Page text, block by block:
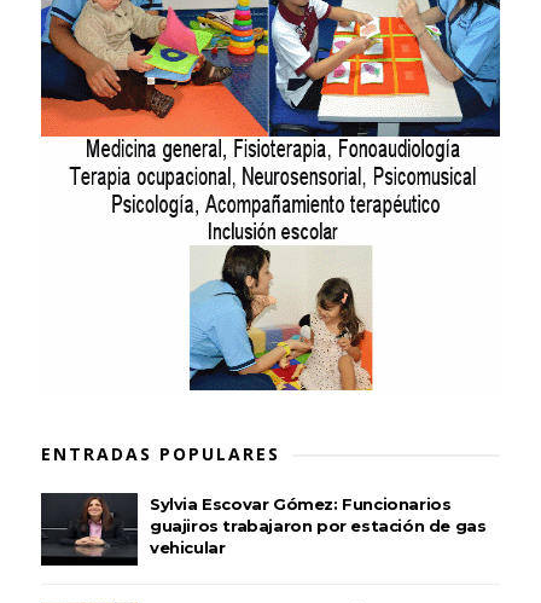
ENTRADAS POPULARES
Sylvia Escovar Gómez: Funcionarios
guajiros trabajaron por estación de gas
vehicular